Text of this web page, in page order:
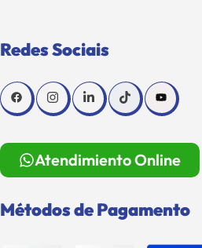
Redes Sociais
Atendimiento Online
Métodos de Pagamento